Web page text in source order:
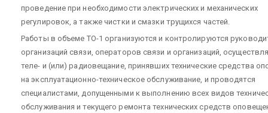
проведение при необходимости электрических и механических
регулировок, а также чистки и смазки трущихся частей.
Работы в объеме ТО-1 организуются и контролируются
организаций связи, операторов связи и организаций,
теле- и (или) радиовещание, принявших технические средства
на эксплуатационно-техническое обслуживание, и проводятся
специалистами, допущенными к выполнению всех видов
обслуживания и текущего ремонта технических средств